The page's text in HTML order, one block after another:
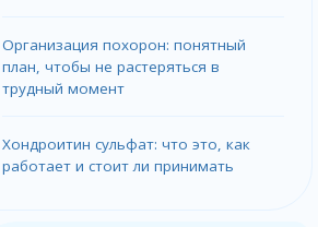
Организация похорон: понятный
план, чтобы не растеряться в
трудный момент
Хондроитин сульфат: что это, как
работает и стоит ли принимать